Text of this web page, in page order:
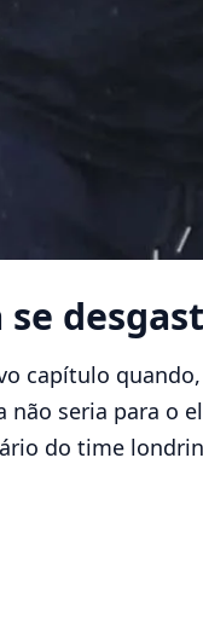
capítulo
não seria para o
do time